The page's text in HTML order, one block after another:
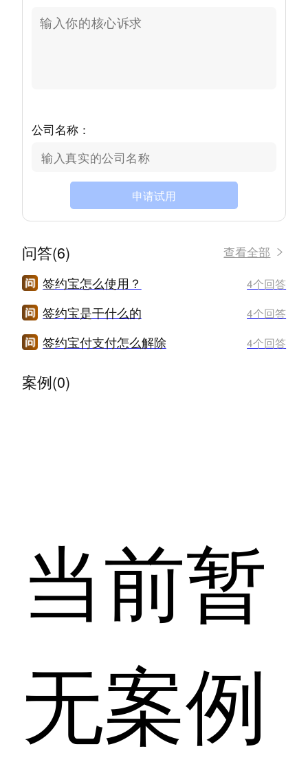
公司名称：
申请试用
问答(6) 查看全部
签约宝怎么使用？ 4个回答
签约宝是干什么的 4个回答
签约宝付支付怎么解除 4个回答
案例(0)
当前暂
无案例